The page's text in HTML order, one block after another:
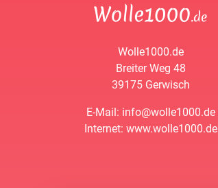
Wolle1000.de
Breiter Weg 48
39175 Gerwisch
E-Mail: info@wolle1000.de
Internet: www.wolle1000.de